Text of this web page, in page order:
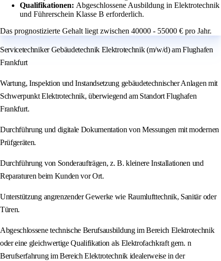
Qualifikationen: Abgeschlossene Ausbildung in Elektrotechnik
und Führerschein Klasse B erforderlich.
Das prognostizierte Gehalt liegt zwischen 40000 - 55000 € pro Jahr.
Servicetechniker Gebäudetechnik Elektrotechnik (m/w/d) am Flughafen
Frankfurt
Wartung, Inspektion und Instandsetzung gebäudetechnischer Anlagen mit
Schwerpunkt Elektrotechnik, überwiegend am Standort Flughafen
Frankfurt.
Durchführung und digitale Dokumentation von Messungen mit modernen
Prüfgeräten.
Durchführung von Sonderaufträgen, z. B. kleinere Installationen und
Reparaturen beim Kunden vor Ort.
Unterstützung angrenzender Gewerke wie Raumlufttechnik, Sanitär oder
Türen.
Abgeschlossene technische Berufsausbildung im Bereich Elektrotechnik
oder eine gleichwertige Qualifikation als Elektrofachkraft gem. n
Berufserfahrung im Bereich Elektrotechnik idealerweise in der